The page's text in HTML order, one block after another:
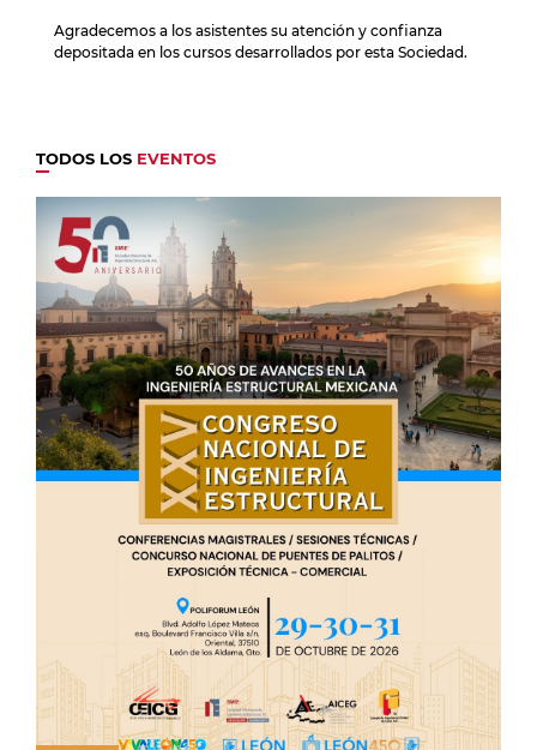
Agradecemos a los asistentes su atención y confianza
depositada en los cursos desarrollados por esta Sociedad.
TODOS LOS EVENTOS